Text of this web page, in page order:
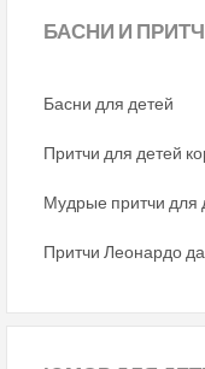
БАСНИ И
Басни для детей
Притчи для детей
Мудрые притчи для
Притчи Леонардо